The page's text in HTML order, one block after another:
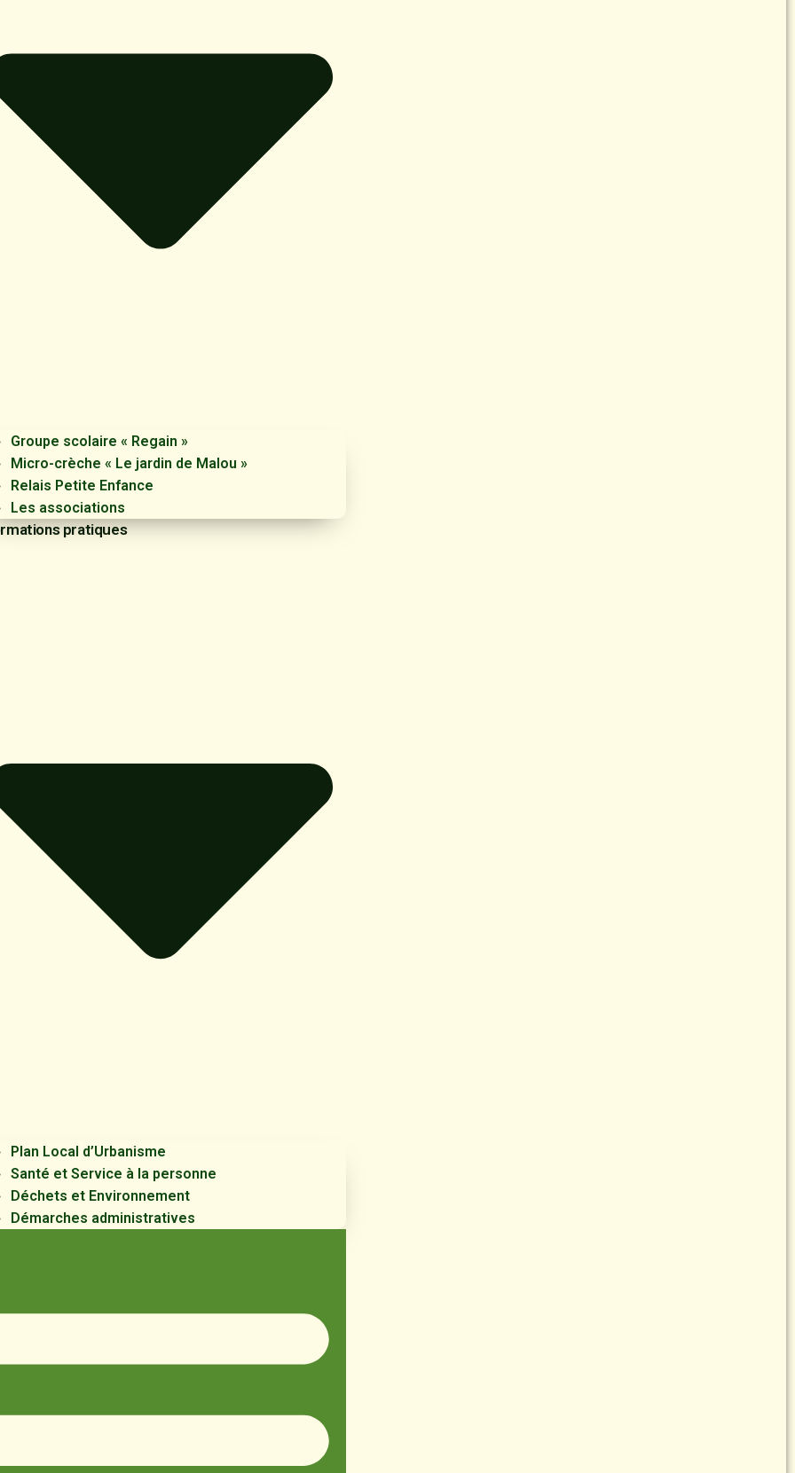
Groupe scolaire « Regain »
Micro-crèche « Le jardin de Malou »
Relais Petite Enfance
Les associations
pratiques
Plan Local d’Urbanisme
Santé et Service à la personne
Déchets et Environnement
Démarches administratives